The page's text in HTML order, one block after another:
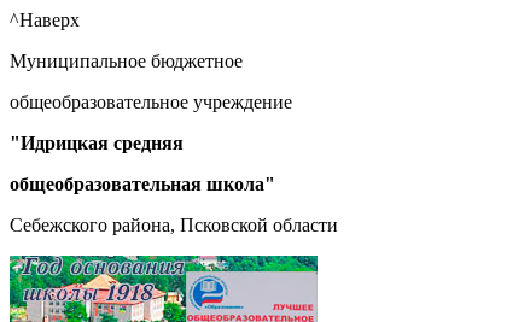
^Наверх
Муниципальное бюджетное
общеобразовательное учреждение
"Идрицкая средняя
общеобразовательная школа"
Себежского района, Псковской области